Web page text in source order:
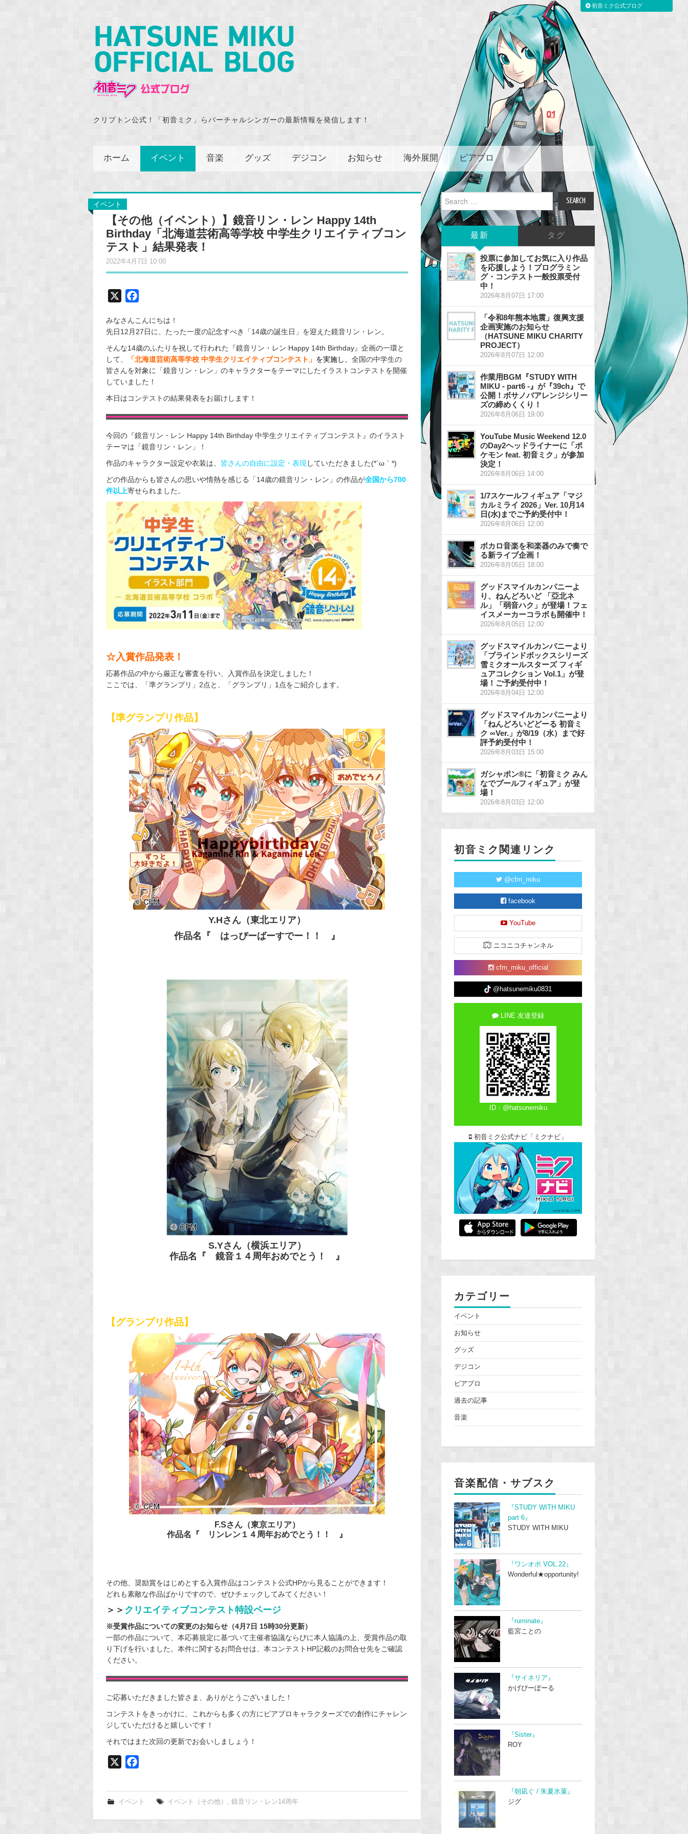
クリプトン公式！「初音ミク」らバーチャルシンガーの最新情報を発信します！
ホーム イベント 音楽 グッズ デジコン お知らせ 海外展開 ピアプロ
イベント
【その他（イベント）】鏡音リン・レン Happy 14th
Birthday「北海道芸術高等学校 中学生クリエイティブコン
テスト」結果発表！
2022年4月7日 10:00
c
e
b
o
o
みなさんこんにちは！
先日12月27日に、たった一度の記念すべき「14歳の誕生日」を迎えた鏡音リン・レン。
そんな14歳のふたりを祝して行われた『鏡音リン・レン Happy 14th Birthday』企画の一環と
して、
「北海道芸術高等学校 中学生クリエイティブコンテスト」 を実施し、 全国の中学生の
皆さんを対象に「鏡音リン・レン」のキャラクターをテーマにしたイラストコンテストを開催
していました！
本日はコンテストの結果発表をお届けします！
今回の『鏡音リン・レン Happy 14th Birthday 中学生クリエイティブコンテスト』のイラスト
テーマは「鏡音リン・レン」！
作品のキャラクター設定や衣装は、 皆さんの自由に設定・表現 していただきました(*´ω｀*)
どの作品からも皆さんの思いや情熱を感じる「14歳の鏡音リン・レン」の作品が全国から700
件以上寄せられました。
☆入賞作品発表！
応募作品の中から厳正な審査を行い、入賞作品を決定しました！
ここでは、「準グランプリ」2点と、「グランプリ」1点をご紹介します。
【準グランプリ作品】
Y.Hさん （東北エリア）
作品名『 はっぴーばーすでー！！ 』
S.Yさん（横浜エリア）
作品名『 鏡音１４周年おめでとう！ 』
【グランプリ作品】
F.Sさん（東京エリア）
作品名『 リンレン１４周年おめでとう！！ 』
その他、奨励賞をはじめとする入賞作品はコンテスト公式HPから見ることができます！
どれも素敵な作品ばかりですので、ぜひチェックしてみてください！
＞＞ クリエイティブコンテスト特設ページ
※受賞作品についての変更のお知らせ（4月7日 15時30分更新）
一部の作品について、本応募規定に基づいて主催者協議ならびに本人協議の上、受賞作品の取
り下げを行いました。本件に関するお問合せは、本コンテストHP記載のお問合せ先をご確認
ください。
ご応募いただきました皆さま、ありがとうございました！
コンテストをきっかけに、これからも多くの方にピアプロキャラクターズでの創作にチャレン
ジしていただけると嬉しいです！
それではまた次回の更新でお会いしましょう！
e
イベント イベント（その他） ,鏡音リン・レン14周年
Search
for:
最新 タグ
投票に参加してお気に入り作品
を応援しよう！プログラミン
グ・コンテスト一般投票受付
中！
2026年8月07日 17:00
「令和8年熊本地震」復興支援
企画実施のお知らせ
（HATSUNE MIKU CHARITY
PROJECT）
2026年8月07日 12:00
作業用BGM『STUDY WITH
MIKU - part6 -』が『39ch』で
公開！ボサノバアレンジシリー
ズの締めくくり！
2026年8月06日 19:00
YouTube Music Weekend 12.0
のDay2ヘッドライナーに「ポ
ケモン feat. 初音ミク」が参加
決定！
2026年8月06日 14:00
1/7スケールフィギュア「マジ
カルミライ 2026」Ver. 10月14
日(水)までご予約受付中！
2026年8月06日 12:00
ボカロ音楽を和楽器のみで奏で
る新ライブ企画！
2026年8月05日 18:00
グッドスマイルカンパニーよ
り、ねんどろいど 「亞北ネ
ル」「弱音ハク」が登場！フェ
イスメーカーコラボも開催中！
2026年8月05日 12:00
グッドスマイルカンパニーより
「ブラインドボックスシリーズ
雪ミクオールスターズ フィギ
ュアコレクション Vol.1」が登
場！ご予約受付中！
2026年8月04日 12:00
グッドスマイルカンパニーより
「ねんどろいどどーる 初音ミ
ク ∞Ver.」が8/19（水）まで好
評予約受付中！
2026年8月03日 15:00
ガシャポン®に「初音ミク みん
なでプールフィギュア」が登
場！
2026年8月03日 12:00
初音ミク関連リンク
@cfm_miku
facebook
YouTube
ニコニコチャンネル
cfm_miku_official
@hatsunemiku0831
LINE 友達登録
ID：@hatsunemiku
初音ミク公式ナビ「ミクナビ」
カテゴリー
イベント
お知らせ
グッズ
デジコン
ピアプロ
過去の記事
音楽
音楽配信・サブスク
『STUDY WITH MIKU
part 6』
STUDY WITH MIKU
『ワンオポ VOL.22』
Wonderful★opportunity!
『ruminate』
藍宮ことの
『サイネリア』
かげぴーぼーる
『Sister』
ROY
『朝凪ぐ / 朱夏氷菓』
ジグ
初音ミク公式ブログ